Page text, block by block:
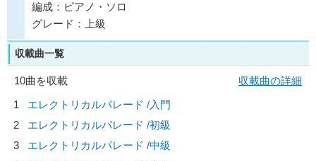
編成：ピアノ・ソロ
グレード：上級
収載曲一覧
10曲を収載
収載曲の詳細
1
エレクトリカルパレード /入門
2
エレクトリカルパレード /初級
3
エレクトリカルパレード /中級